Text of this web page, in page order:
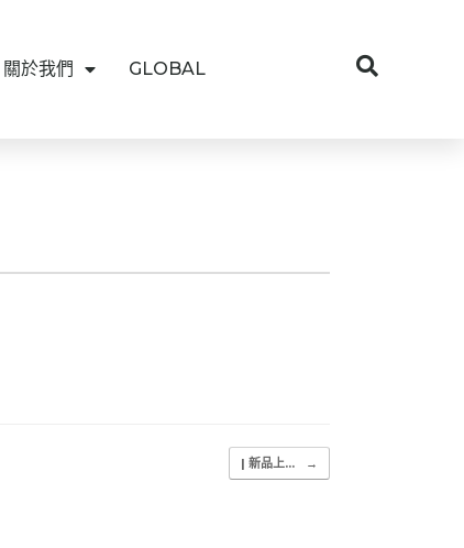
關於我們 GLOBAL
| 新品上... →